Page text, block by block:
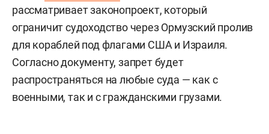
рассматривает законопроект, который
ограничит судоходство через Ормузский пролив
для кораблей под флагами США и Израиля.
Согласно документу, запрет будет
распространяться на любые суда — как с
военными, так и с гражданскими грузами.